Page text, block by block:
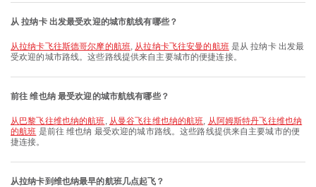
从 拉纳卡 出发最受欢迎的城市航线有哪些？
从拉纳卡飞往斯德哥尔摩的航班, 从拉纳卡飞往安曼的航班是从 拉纳卡 出发最
受欢迎的城市路线。这些路线提供来自主要城市的便捷连接。
前往 维也纳 最受欢迎的城市航线有哪些？
从巴黎飞往维也纳的航班, 从曼谷飞往维也纳的航班, 从阿姆斯特丹飞往维也纳
的航班 是前往 维也纳 最受欢迎的城市路线。这些路线提供来自主要城市的便
捷连接。
从拉纳卡到维也纳最早的航班几点起飞？